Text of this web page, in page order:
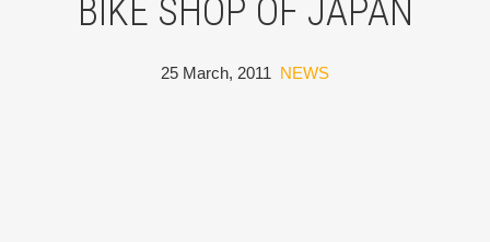
BIKE SHOP OF JAPAN
25 March, 2011 NEWS